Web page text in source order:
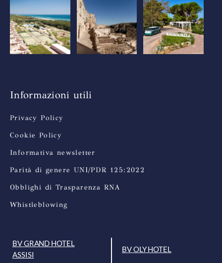
Informazioni utili
Privacy Policy
Cookie Policy
Informativa newsletter
Parità di genere UNI/PDR 125:2022
Obblighi di Trasparenza RNA
Whistleblowing
BV GRAND HOTEL
ASSISI
BV OLY HOTEL